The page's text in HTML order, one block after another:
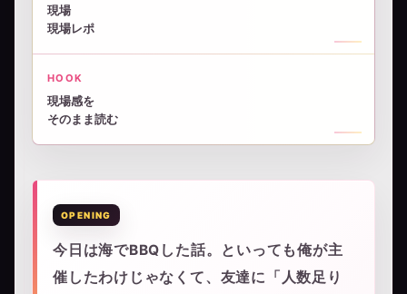
現場
現場レポ
HOOK
現場感を
そのまま読む
今日は海でBBQした話。といっても俺が主
催したわけじゃなくて、友達に「人数足り